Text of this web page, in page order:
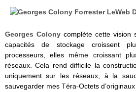
Georges Colony complète cette vision
capacités de stockage croissent
processeurs, elles même croissant
réseaux. Cela rend difficile la
uniquement sur les réseaux, à la
sauvegarder mes Téra-Octets